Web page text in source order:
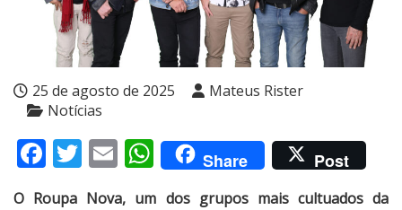
25 de agosto de 2025
Mateus Rister
Notícias
Facebook
Twitter
EmailWhatsApp
Share Post
O Roupa Nova, um dos grupos mais cultuados da